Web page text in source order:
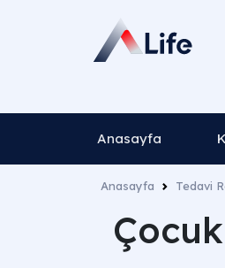
Anasayfa
Anasayfa Tedavi